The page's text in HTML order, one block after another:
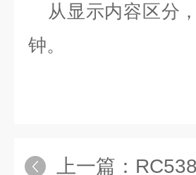
从显示内容区分
钟。
上一篇：